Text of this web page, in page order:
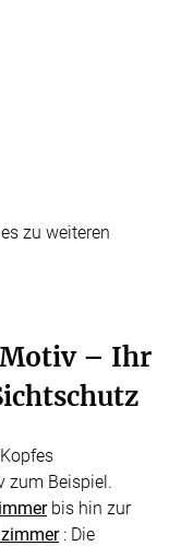
zu weiteren
– Ihr
zum Beispiel.
bis hin zur
: Die